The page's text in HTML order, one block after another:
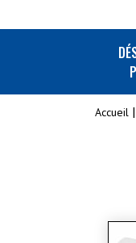
Accueil